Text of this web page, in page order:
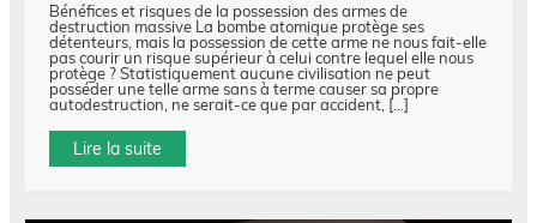
Bénéfices et risques de la possession des armes de
destruction massive La bombe atomique protège ses
détenteurs, mais la possession de cette arme ne nous fait-elle
pas courir un risque supérieur à celui contre lequel elle nous
protège ? Statistiquement aucune civilisation ne peut
posséder une telle arme sans à terme causer sa propre
autodestruction, ne serait-ce que par accident, […]
Lire la suite